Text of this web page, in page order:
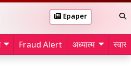
Epaper
Fraud Alert अध्यात्म